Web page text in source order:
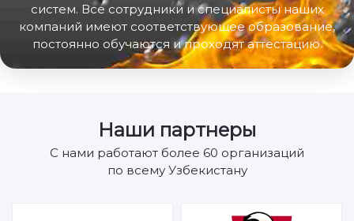
систем. Все сотрудники и специалисты наших
компаний имеют соответствующее образование,
постоянно обучаются и проходят аттестацию.
Наши партнеры
С нами работают более 60 организаций
по всему Узбекистану